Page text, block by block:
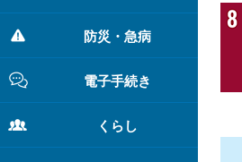
防災・急病
電子手続き
くらし